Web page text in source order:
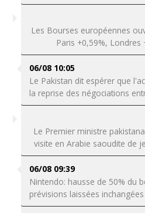
Les Bourses européennes
Paris +0,59%, Londres
06/08 10:05
Le Pakistan dit espérer que
la reprise des négociations
Le Premier ministre
visite en Arabie saoudite de
06/08 09:39
Nintendo: hausse de 50% du
prévisions laissées inchangées